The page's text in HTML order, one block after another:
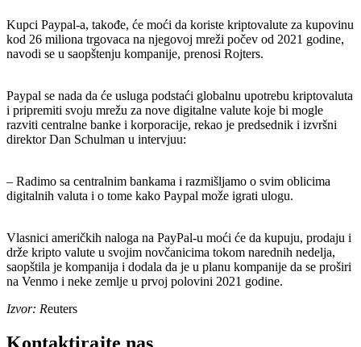
Kupci Paypal-a, takođe, će moći da koriste kriptovalute za kupovinu
kod 26 miliona trgovaca na njegovoj mreži počev od 2021 godine,
navodi se u saopštenju kompanije, prenosi Rojters.
Paypal se nada da će usluga podstaći globalnu upotrebu kriptovaluta
i pripremiti svoju mrežu za nove digitalne valute koje bi mogle
razviti centralne banke i korporacije, rekao je predsednik i izvršni
direktor Dan Schulman u intervjuu:
– Radimo sa centralnim bankama i razmišljamo o svim oblicima
digitalnih valuta i o tome kako Paypal može igrati ulogu.
Vlasnici američkih naloga na PayPal-u moći će da kupuju, prodaju i
drže kripto valute u svojim novčanicima tokom narednih nedelja,
saopštila je kompanija i dodala da je u planu kompanije da se proširi
na Venmo i neke zemlje u prvoj polovini 2021 godine.
Izvor: Reuters